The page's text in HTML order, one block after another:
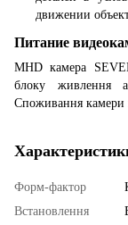
движении
Питание
MHD камера
блоку живлення
Споживання камери
Форм-фактор
Встановлення